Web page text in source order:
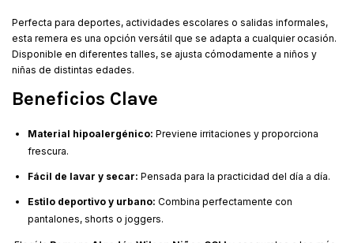
Perfecta para deportes, actividades escolares o salidas informales,
esta remera es una opción versátil que se adapta a cualquier ocasión.
Disponible en diferentes talles, se ajusta cómodamente a niños y
niñas de distintas edades.
Beneficios Clave
Material hipoalergénico: Previene irritaciones y proporciona
frescura.
Fácil de lavar y secar: Pensada para la practicidad del día a día.
Estilo deportivo y urbano: Combina perfectamente con
pantalones, shorts o joggers.